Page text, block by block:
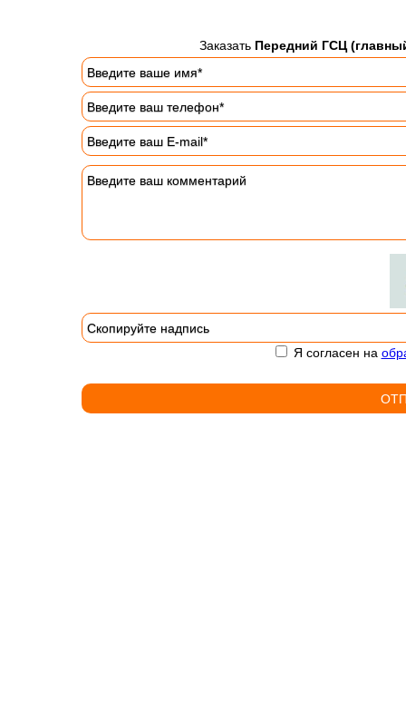
Заказать Передний ГСЦ
Я согласен на